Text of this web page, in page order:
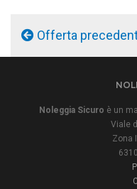
Offerta
Noleggia Sicuro è un
Viale
Zona